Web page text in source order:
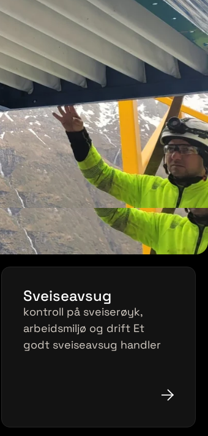
Sveiseavsug
kontroll på sveiserøyk,
arbeidsmiljø og drift Et
godt sveiseavsug handler